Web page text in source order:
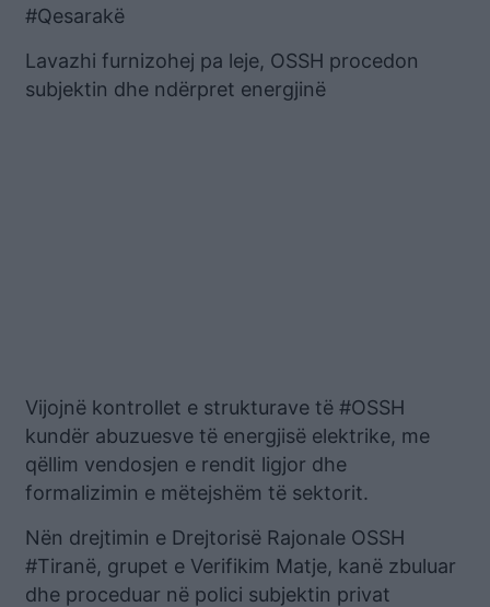
#Qesarakë
Lavazhi furnizohej pa leje, OSSH procedon
subjektin dhe ndërpret energjinë
Vijojnë kontrollet e strukturave të #OSSH
kundër abuzuesve të energjisë elektrike, me
qëllim vendosjen e rendit ligjor dhe
formalizimin e mëtejshëm të sektorit.
Nën drejtimin e Drejtorisë Rajonale OSSH
#Tiranë, grupet e Verifikim Matje, kanë zbuluar
dhe proceduar në polici subjektin privat